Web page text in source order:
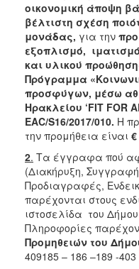
2016
2015
2013
ΤΟΠΟΣ
ΠΟΛΙΤΙΣΜΟΣ
ΑΝΘΕΚΤΙΚΗ
ΠΟΛΗ
οικονομική άποψη
βέλτιστη σχέση
μονάδας, για την
εξοπλισμό,
και υλικού
Πρόγραμμα
προσφύγων, μέσω
Ηρακλείου ‘FIT FOR
EAC/S16/2017/010. Η
την προμήθεια είναι
2. Τα έγγραφα πού
(Διακήρυξη,
Προδιαγραφές,
παρέχονται στους
ιστοσελίδα του Δήμου
Πληροφορίες
Προμηθειών του
409185 – 186 –189 -403